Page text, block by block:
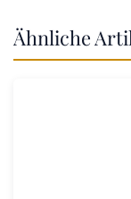
Ähnliche